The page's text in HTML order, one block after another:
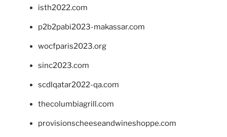
isth2022.com
p2b2pabi2023-makassar.com
wocfparis2023.org
sinc2023.com
scdlqatar2022-qa.com
thecolumbiagrill.com
provisionscheeseandwineshoppe.com